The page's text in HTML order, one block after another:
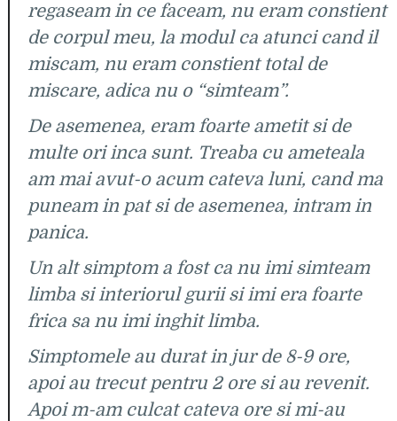
regaseam in ce faceam, nu eram constient
de corpul meu, la modul ca atunci cand il
miscam, nu eram constient total de
miscare, adica nu o “simteam”.
De asemenea, eram foarte ametit si de
multe ori inca sunt. Treaba cu ameteala
am mai avut-o acum cateva luni, cand ma
puneam in pat si de asemenea, intram in
panica.
Un alt simptom a fost ca nu imi simteam
limba si interiorul gurii si imi era foarte
frica sa nu imi inghit limba.
Simptomele au durat in jur de 8-9 ore,
apoi au trecut pentru 2 ore si au revenit.
Apoi m-am culcat cateva ore si mi-au